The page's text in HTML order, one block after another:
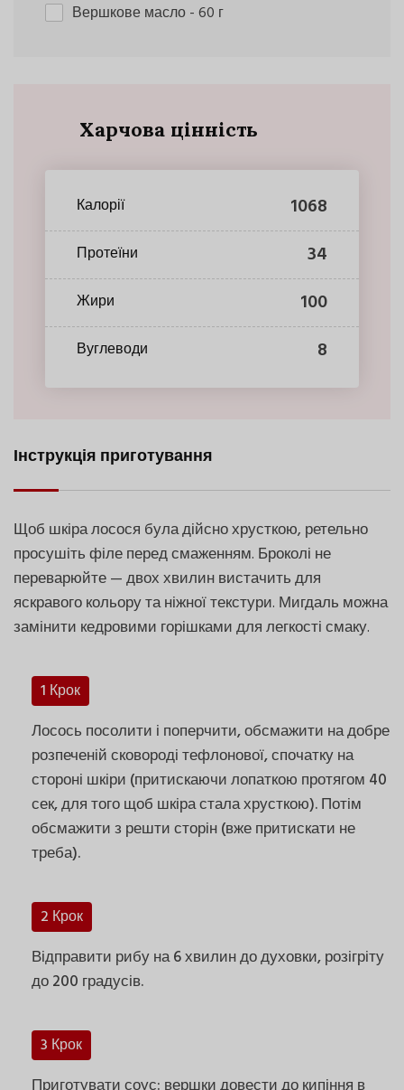
Вершкове масло- 60 г
Харчова цінність
Калорії 1068
Протеїни 34
Жири 100
Вуглеводи 8
Інструкція приготування
Щоб шкіра лосося була дійсно хрусткою, ретельно
просушіть філе перед смаженням. Броколі не
переварюйте — двох хвилин вистачить для
яскравого кольору та ніжної текстури. Мигдаль можна
замінити кедровими горішками для легкості смаку.
1 Крок
Лосось посолити і поперчити, обсмажити на добре
розпеченій сковороді тефлонової, спочатку на
стороні шкіри (притискаючи лопаткою протягом 40
сек, для того щоб шкіра стала хрусткою). Потім
обсмажити з решти сторін (вже притискати не
треба).
2 Крок
Відправити рибу на 6 хвилин до духовки, розігріту
до 200 градусів.
3 Крок